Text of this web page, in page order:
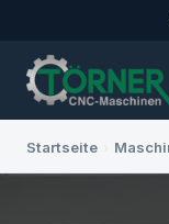
Startseite